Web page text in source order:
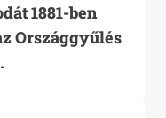
1881-ben
Országgyűlés